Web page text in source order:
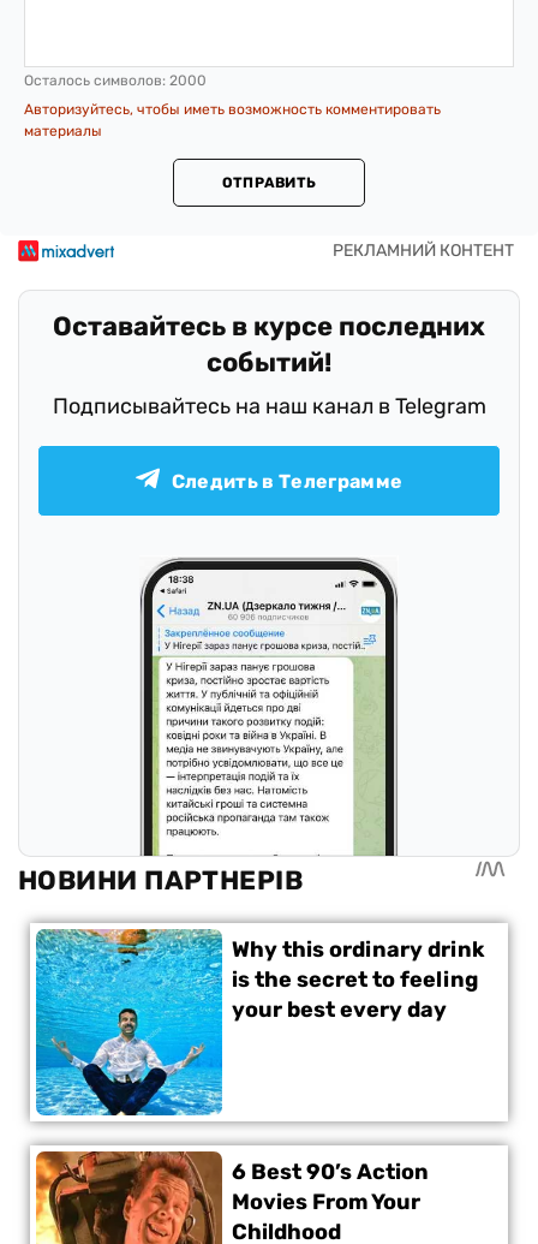
Осталось символов: 2000
Авторизуйтесь, чтобы иметь возможность комментировать
материалы
ОТПРАВИТЬ
Оставайтесь в курсе последних
событий!
Подписывайтесь на наш канал в Telegram
Следить в Телеграмме